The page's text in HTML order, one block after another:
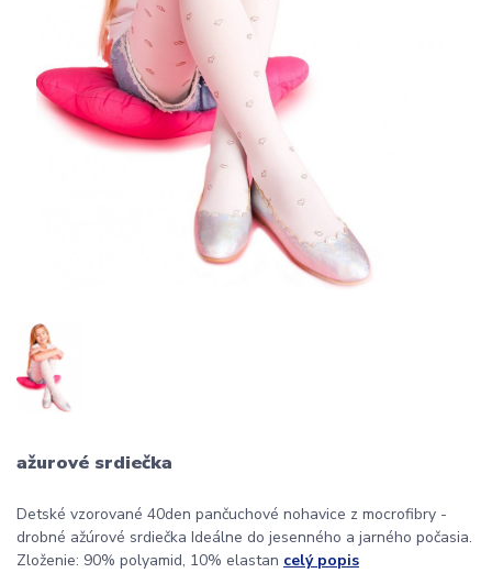
ažurové srdiečka
Detské vzorované 40den pančuchové nohavice z mocrofibry -
drobné ažúrové srdiečka Ideálne do jesenného a jarného počasia.
Zloženie: 90% polyamid, 10% elastan celý popis